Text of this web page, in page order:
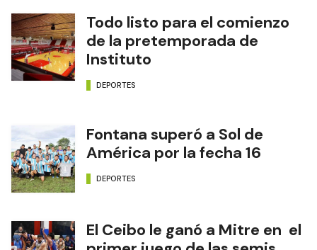
Todo listo para el comienzo
de la pretemporada de
Instituto
DEPORTES
Fontana superó a Sol de
América por la fecha 16
DEPORTES
El Ceibo le ganó a Mitre en el